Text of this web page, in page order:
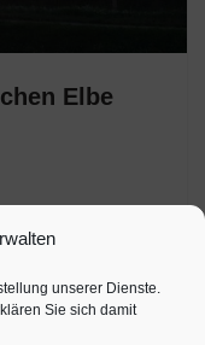
unserer Dienste.
Sie sich damit
Elbe
Ziel für Liebhaber
der Elbe in die
am Anfang als